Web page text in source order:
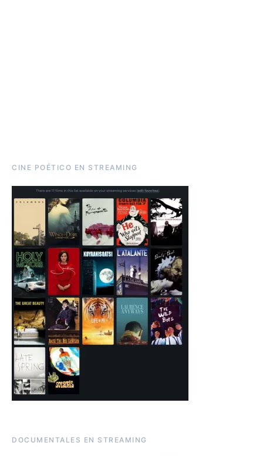
CINE POÉTICO EN STREAMING
DOCUMENTALES EN STREAMING